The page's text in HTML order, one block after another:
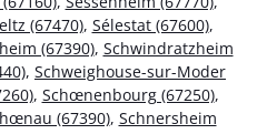
(67470), Sélestat (67600),
(67390), Schwindratzheim
, Schweighouse-sur-Moder
, Schœnenbourg (67250),
(67390), Schnersheim